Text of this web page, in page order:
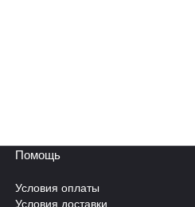
Помощь
Условия оплаты
Условия доставки